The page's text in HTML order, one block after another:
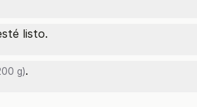
listo.
g).